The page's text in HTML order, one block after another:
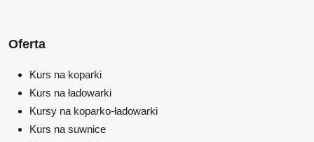
Oferta
Kurs na koparki
Kurs na ładowarki
Kursy na koparko-ładowarki
Kurs na suwnice